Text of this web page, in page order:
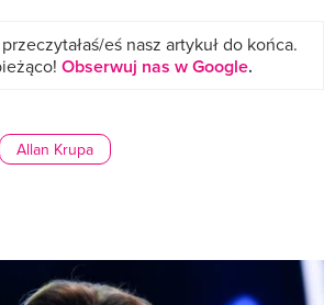
eś nasz artykuł do końca.
Obserwuj nas w Google.
Allan Krupa